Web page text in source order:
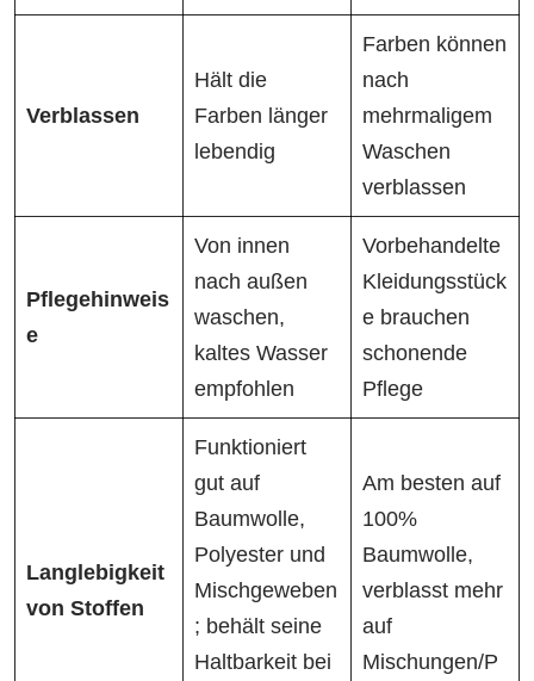
Verblassen
Hält die
Farben länger
lebendig
Farben können
nach
mehrmaligem
Waschen
verblassen
Pflegehinweis
e
Von innen
nach außen
waschen,
kaltes Wasser
empfohlen
Vorbehandelte
Kleidungsstück
e brauchen
schonende
Pflege
Langlebigkeit
von Stoffen
Funktioniert
gut auf
Baumwolle,
Polyester und
Mischgeweben
; behält seine
Haltbarkeit bei
Am besten auf
100%
Baumwolle,
verblasst mehr
auf
Mischungen/P